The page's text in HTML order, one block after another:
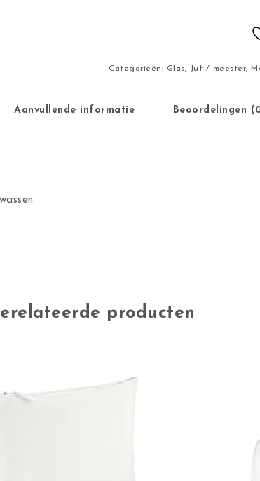
Categorieën: Glas, Juf / meester,
Aanvullende informatie Beoordelingen
producten